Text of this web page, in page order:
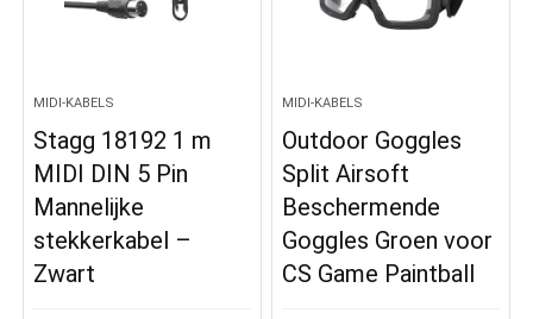
MIDI-KABELS
Stagg 18192 1 m
MIDI DIN 5 Pin
Mannelijke
stekkerkabel –
Zwart
MIDI-KABELS
Outdoor Goggles
Split Airsoft
Beschermende
Goggles Groen voor
CS Game Paintball